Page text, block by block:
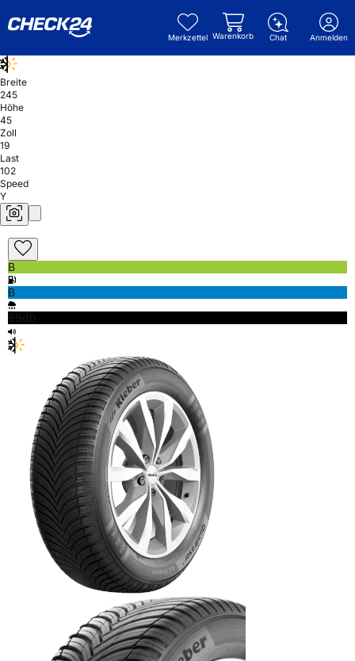
Merkzettel Warenkorb Chat Anmelden
Breite
245
Höhe
45
Zoll
19
Last
102
Speed
Y
B
B
69db